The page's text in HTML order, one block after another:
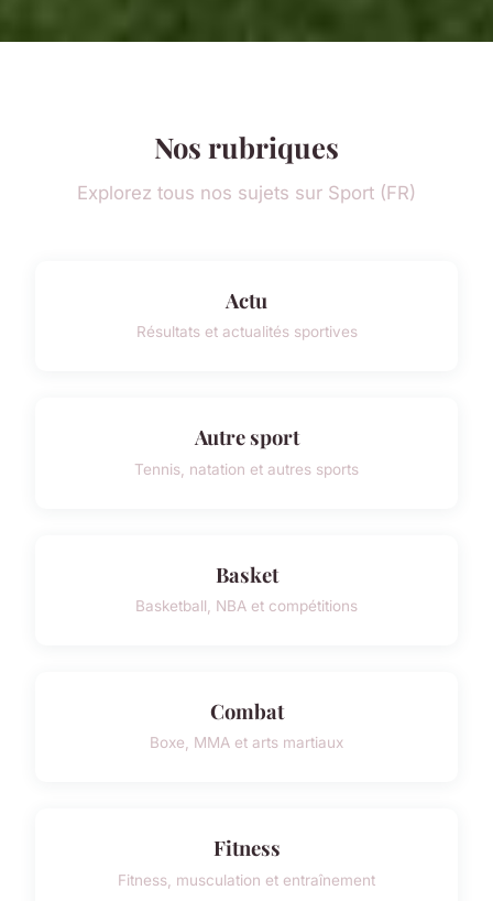
Nos rubriques
Explorez tous nos sujets sur Sport (FR)
Actu
Résultats et actualités sportives
Autre sport
Tennis, natation et autres sports
Basket
Basketball, NBA et compétitions
Combat
Boxe, MMA et arts martiaux
Fitness
Fitness, musculation et entraînement